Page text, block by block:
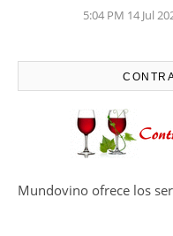
5:04 PM 14 Jul
Mundovino ofrece los